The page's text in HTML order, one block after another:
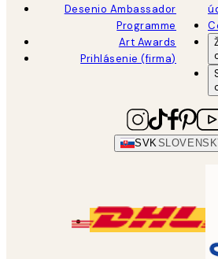
Desenio Ambassador
Programme
Art Awards
Prihlásenie (firma)
SVK